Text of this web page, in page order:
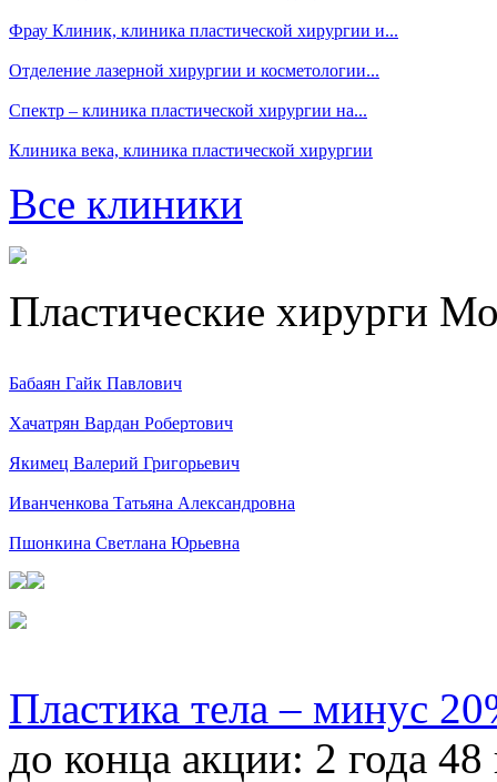
Фрау Клиник, клиника пластической хирургии и...
Отделение лазерной хирургии и косметологии...
Спектр – клиника пластической хирургии на...
Клиника века, клиника пластической хирургии
Все клиники
Пластические хирурги
Бабаян Гайк Павлович
Хачатрян Вардан Робертович
Якимец Валерий Григорьевич
Иванченкова Татьяна Александровна
Пшонкина Светлана Юрьевна
Пластика тела – минус
до конца акции: 2 года 48